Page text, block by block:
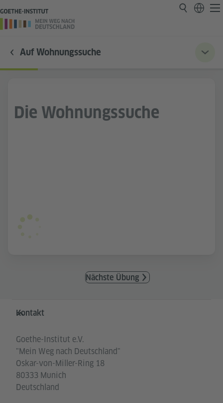
Auf Wohnungssuche
Die Wohnungssuche
Nächste Übung
Service- und Informationsbereich
Kontakt
Goethe-Institut e.V.
"Mein Weg nach Deutschland"
Oskar-von-Miller-Ring 18
80333 Munich
Deutschland